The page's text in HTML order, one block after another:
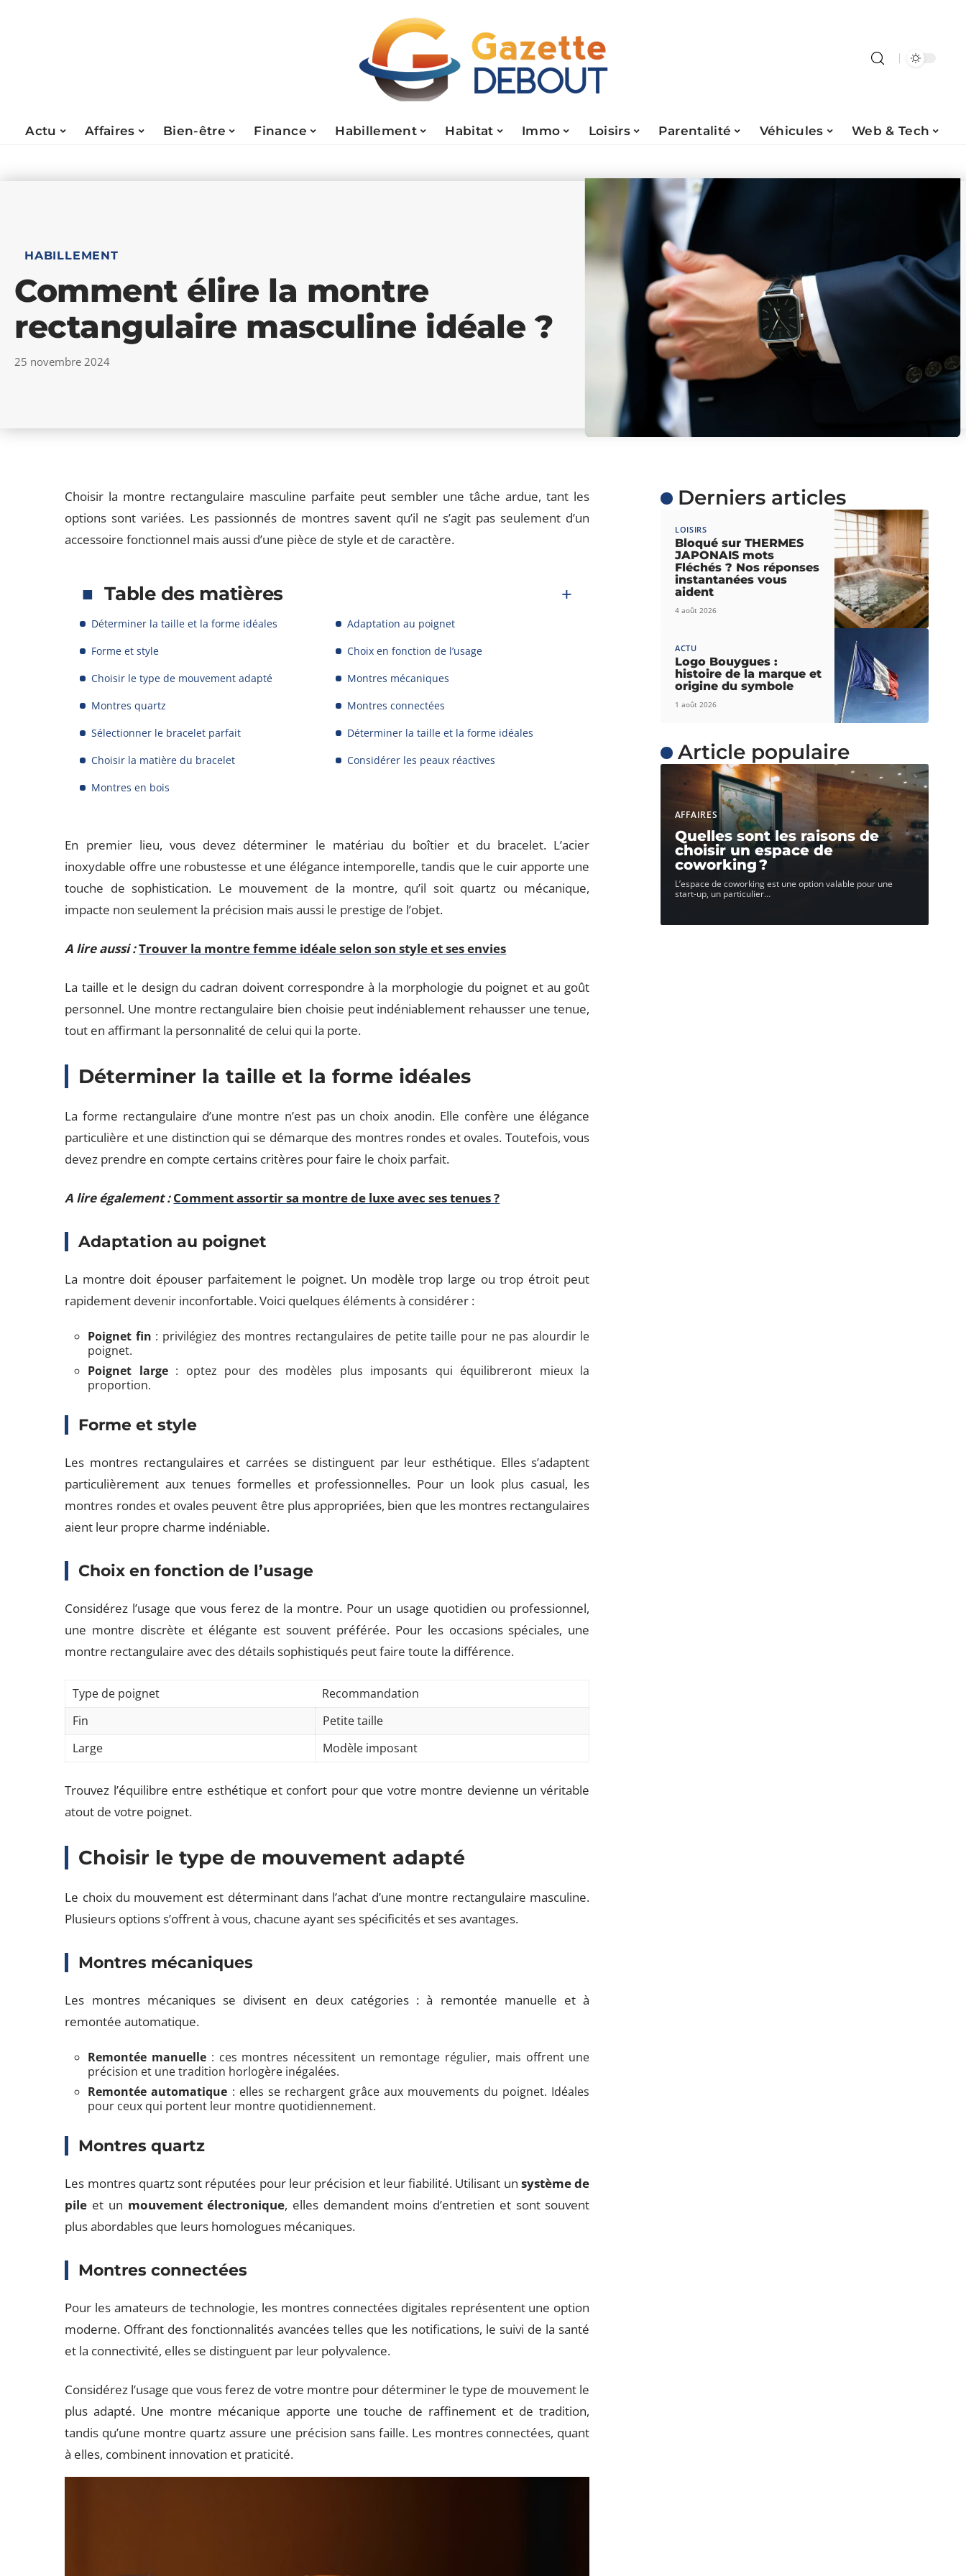
Actu Affaires Bien-être Finance Habillement Habitat Immo Loisirs Parentalité Véhicules Web & Tech
HABILLEMENT
Comment élire la montre
rectangulaire masculine idéale ?
25 novembre 2024
Choisir la montre rectangulaire masculine parfaite peut sembler une tâche ardue, tant les
options sont variées. Les passionnés de montres savent qu’il ne s’agit pas seulement d’un
accessoire fonctionnel mais aussi d’une pièce de style et de caractère.
Table des matières
Déterminer la taille et la forme idéales
Adaptation au poignet
Forme et style
Choix en fonction de l’usage
Choisir le type de mouvement adapté
Montres mécaniques
Montres quartz
Montres connectées
Sélectionner le bracelet parfait
Déterminer la taille et la forme idéales
Choisir la matière du bracelet
Considérer les peaux réactives
Montres en bois
En premier lieu, vous devez déterminer le matériau du boîtier et du bracelet. L’acier
inoxydable offre une robustesse et une élégance intemporelle, tandis que le cuir apporte une
touche de sophistication. Le mouvement de la montre, qu’il soit quartz ou mécanique,
impacte non seulement la précision mais aussi le prestige de l’objet.
A lire aussi :Trouver la montre femme idéale selon son style et ses envies
La taille et le design du cadran doivent correspondre à la morphologie du poignet et au goût
personnel. Une montre rectangulaire bien choisie peut indéniablement rehausser une tenue,
tout en affirmant la personnalité de celui qui la porte.
Déterminer la taille et la forme idéales
La forme rectangulaire d’une montre n’est pas un choix anodin. Elle confère une élégance
particulière et une distinction qui se démarque des montres rondes et ovales. Toutefois, vous
devez prendre en compte certains critères pour faire le choix parfait.
A lire également : Comment assortir sa montre de luxe avec ses tenues ?
Adaptation au poignet
La montre doit épouser parfaitement le poignet. Un modèle trop large ou trop étroit peut
rapidement devenir inconfortable. Voici quelques éléments à considérer :
Poignet fin : privilégiez des montres rectangulaires de petite taille pour ne pas alourdir le
poignet.
Poignet large: optez pour des modèles plus imposants qui équilibreront mieux la
proportion.
Forme et style
Les montres rectangulaires et carrées se distinguent par leur esthétique. Elles s’adaptent
particulièrement aux tenues formelles et professionnelles. Pour un look plus casual, les
montres rondes et ovales peuvent être plus appropriées, bien que les montres rectangulaires
aient leur propre charme indéniable.
Choix en fonction de l’usage
Considérez l’usage que vous ferez de la montre. Pour un usage quotidien ou professionnel,
une montre discrète et élégante est souvent préférée. Pour les occasions spéciales, une
montre rectangulaire avec des détails sophistiqués peut faire toute la différence.
Type de poignet
Recommandation
Fin
Petite taille
Large
Modèle imposant
Trouvez l’équilibre entre esthétique et confort pour que votre montre devienne un véritable
atout de votre poignet.
Choisir le type de mouvement adapté
Le choix du mouvement est déterminant dans l’achat d’une montre rectangulaire masculine.
Plusieurs options s’offrent à vous, chacune ayant ses spécificités et ses avantages.
Montres mécaniques
Les montres mécaniques se divisent en deux catégories : à remontée manuelle et à
remontée automatique.
Remontée manuelle : ces montres nécessitent un remontage régulier, mais offrent une
précision et une tradition horlogère inégalées.
Remontée automatique : elles se rechargent grâce aux mouvements du poignet. Idéales
pour ceux qui portent leur montre quotidiennement.
Montres quartz
Les montres quartz sont réputées pour leur précision et leur fiabilité. Utilisant unsystème de
pile et un mouvement électronique, elles demandent moins d’entretien et sont souvent
plus abordables que leurs homologues mécaniques.
Montres connectées
Pour les amateurs de technologie, les montres connectées digitales représentent une option
moderne. Offrant des fonctionnalités avancées telles que les notifications, le suivi de la santé
et la connectivité, elles se distinguent par leur polyvalence.
Considérez l’usage que vous ferez de votre montre pour déterminer le type de mouvement le
plus adapté. Une montre mécanique apporte une touche de raffinement et de tradition,
tandis qu’une montre quartz assure une précision sans faille. Les montres connectées, quant
à elles, combinent innovation et praticité.
Derniers articles
LOISIRS
Bloqué sur THERMES
JAPONAIS mots
Fléchés ? Nos réponses
instantanées vous
aident
4 août 2026
ACTU
Logo Bouygues :
histoire de la marque et
origine du symbole
1 août 2026
Article populaire
AFFAIRES
Quelles sont les raisons de
choisir un espace de
coworking ?
L’espace de coworking est une option valable pour une
start-up, un particulier…